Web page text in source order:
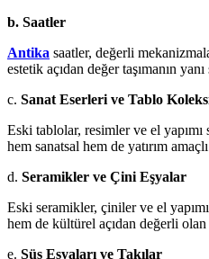
b. Saatler
Antika saatler, değerli
estetik açıdan değer taşımanın
c. Sanat Eserleri ve Tablo
Eski tablolar, resimler ve el
hem sanatsal hem de yatırım
d. Seramikler ve Çini Eşyalar
Eski seramikler, çiniler ve el
hem de kültürel açıdan değerli
e. Süs Eşyaları ve Takılar